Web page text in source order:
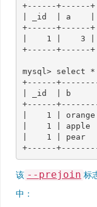
+------+------+
| _id  | a    |
+------+------+
|    1 |    3 |
+------+------+
mysql> select
+------
| _id  | b
+------
|    1 |
|    1 |
|    1 | pear
该 --prejoin 标
中：